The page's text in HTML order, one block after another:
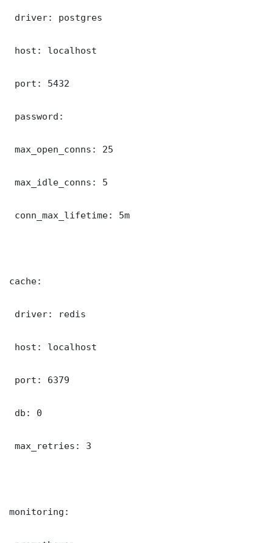
driver: postgres
host: localhost
port: 5432
password:
max_open_conns: 25
max_idle_conns: 5
conn_max_lifetime: 5m
cache:
driver: redis
host: localhost
port: 6379
db: 0
max_retries: 3
monitoring: